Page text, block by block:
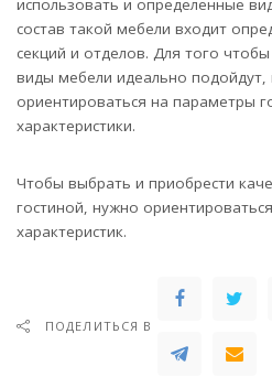
использовать и определенные
состав такой мебели входит
секций и отделов. Для того
виды мебели идеально
ориентироваться на параметры
характеристики.
Чтобы выбрать и приобрести
гостиной, нужно
характеристик.
ПОДЕЛИТЬСЯ В